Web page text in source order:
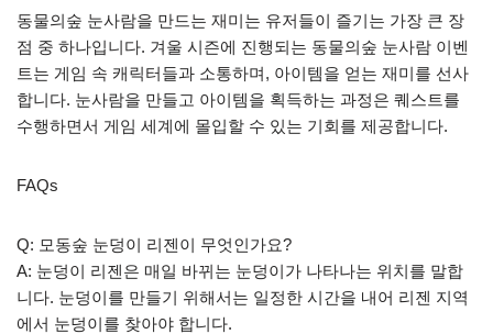
동물의숲 눈사람을 만드는 재미는 유저들이 즐기는 가장 큰 장
점 중 하나입니다. 겨울 시즌에 진행되는 동물의숲 눈사람 이벤
트는 게임 속 캐릭터들과 소통하며, 아이템을 얻는 재미를 선사
합니다. 눈사람을 만들고 아이템을 획득하는 과정은 퀘스트를
수행하면서 게임 세계에 몰입할 수 있는 기회를 제공합니다.
FAQs
Q: 모동숲 눈덩이 리젠이 무엇인가요?
A: 눈덩이 리젠은 매일 바뀌는 눈덩이가 나타나는 위치를 말합
니다. 눈덩이를 만들기 위해서는 일정한 시간을 내어 리젠 지역
에서 눈덩이를 찾아야 합니다.